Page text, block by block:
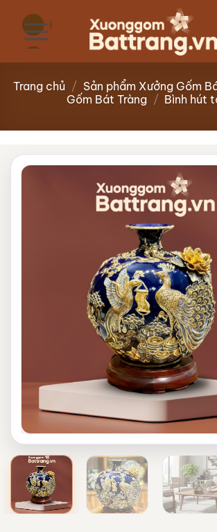
dung
Trang chủ / Sản phẩm Xưởng Gốm
Gốm Bát Tràng / Bình hút